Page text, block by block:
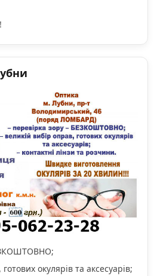
окулярів та аксесуарів;